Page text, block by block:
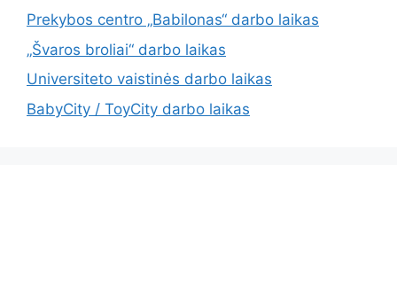
Prekybos centro „Babilonas“ darbo laikas
„Švaros broliai“ darbo laikas
Universiteto vaistinės darbo laikas
BabyCity / ToyCity darbo laikas